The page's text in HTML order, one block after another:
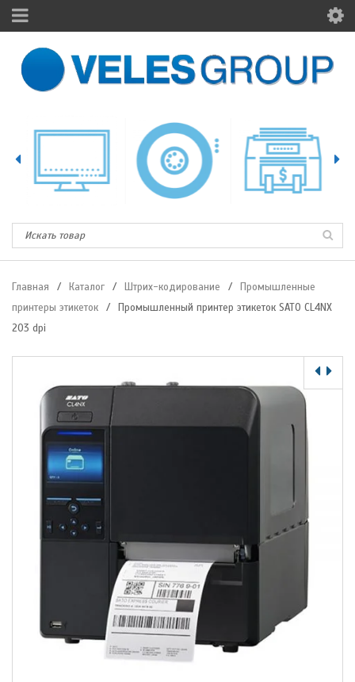
Главная / Каталог / Штрих-кодирование /
Промышленные
принтеры этикеток
/
Промышленный принтер этикеток SATO CL4NX
203 dpi